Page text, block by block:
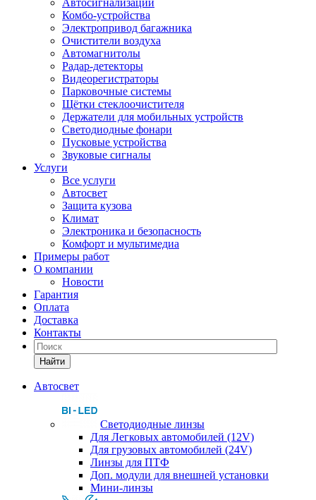
Автосигнализации
Комбо-устройства
Электропривод багажника
Очистители воздуха
Автомагнитолы
Радар-детекторы
Видеорегистраторы
Парковочные системы
Щётки стеклоочистителя
Держатели для мобильных устройств
Светодиодные фонари
Пусковые устройства
Звуковые сигналы
Услуги
Все услуги
Автосвет
Защита кузова
Климат
Электроника и безопасность
Комфорт и мультимедиа
Примеры работ
О компании
Новости
Гарантия
Оплата
Доставка
Контакты
Найти
Автосвет
Светодиодные линзы
Для Легковых автомобилей (12V)
Для грузовых автомобилей (24V)
Линзы для ПТФ
Доп. модули для внешней установки
Мини-линзы